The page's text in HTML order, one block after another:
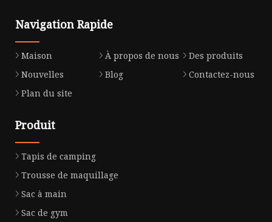
Navigation Rapide
Maison À propos de nous
Des produits
Nouvelles
Blog
Contactez-nous
Plan du site
Produit
Tapis de camping
Trousse de maquillage
Sac à main
Sac de gym